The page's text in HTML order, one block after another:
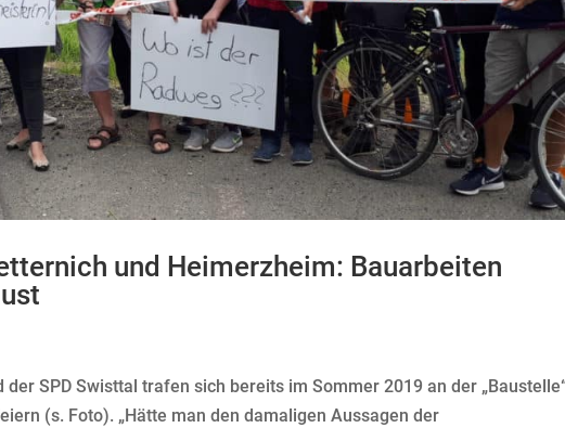
und Heimerzheim: Bauarbeiten
SPD Swisttal trafen sich bereits im Sommer 2019 an der
(s. Foto). „Hätte man den damaligen Aussagen der